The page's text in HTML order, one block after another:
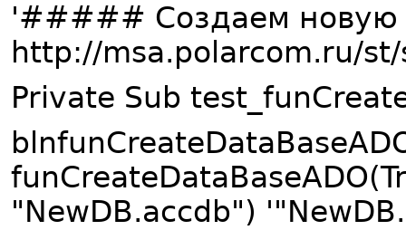
'##### Создаем новую
http://msa.polarcom.ru/
Private Sub
"NewDB.accdb")